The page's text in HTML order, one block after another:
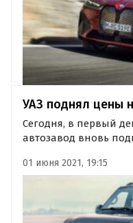
УАЗ поднял цены
Сегодня, в первый
автозавод вновь
мониторинга прайс-
«Патриот», «Пикап»
– 25 тысяч рублей.
01 июня 2021, 19:15